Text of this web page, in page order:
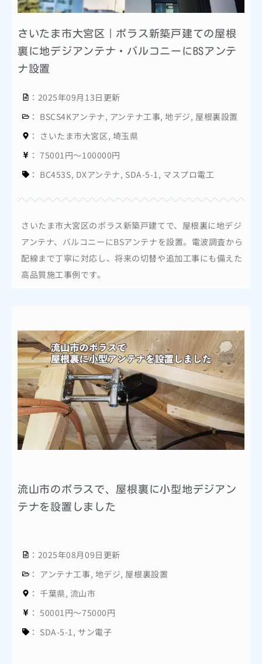
さいたま市大宮区｜ポラス新築戸建ての屋根
裏に地デジアンテナ・バルコニーにBSアンテ
ナ設置
：2025年09月13日更新
： BSCS4Kアンテナ, アンテナ工事,地デジ, 屋根裏設置
： さいたま市大宮区, 埼玉県
： 75001円～100000円
： BC453S, DXアンテナ, SDA-5-1 , マスプロ電工
さいたま市大宮区のポラス新築戸建てで、屋根裏に地デジ
アンテナ、バルコニーにBSアンテナを設置。電波調査から
配線まで丁寧に対応し、将来の切替や追加工事にも備えた
高品質施工事例です。
流山市のポラスで、屋根裏に小型地デジアン
テナを設置しました
：2025年08月09日更新
： アンテナ工事, 地デジ, 屋根裏設置
： 千葉県, 流山市
： 50001円～75000円
： SDA-5-1 , サン電子